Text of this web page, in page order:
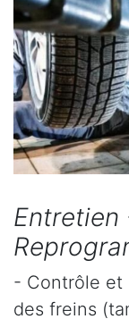
Entretien
- Contrôle et
des freins